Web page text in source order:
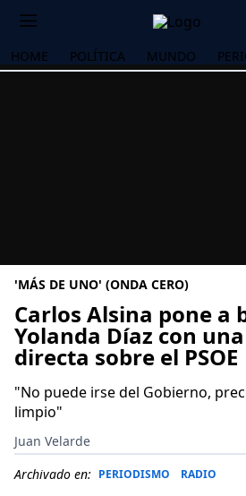
HOME POLÍTICA MUNDO
'MÁS DE UNO' (ONDA CERO)
Carlos Alsina pone a
Yolanda Díaz con
directa sobre el PSOE
"No puede irse del Gobierno,
limpio"
Juan Velarde
Archivado en: PERIODISMO RADIO